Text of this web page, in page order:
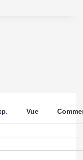
Vue